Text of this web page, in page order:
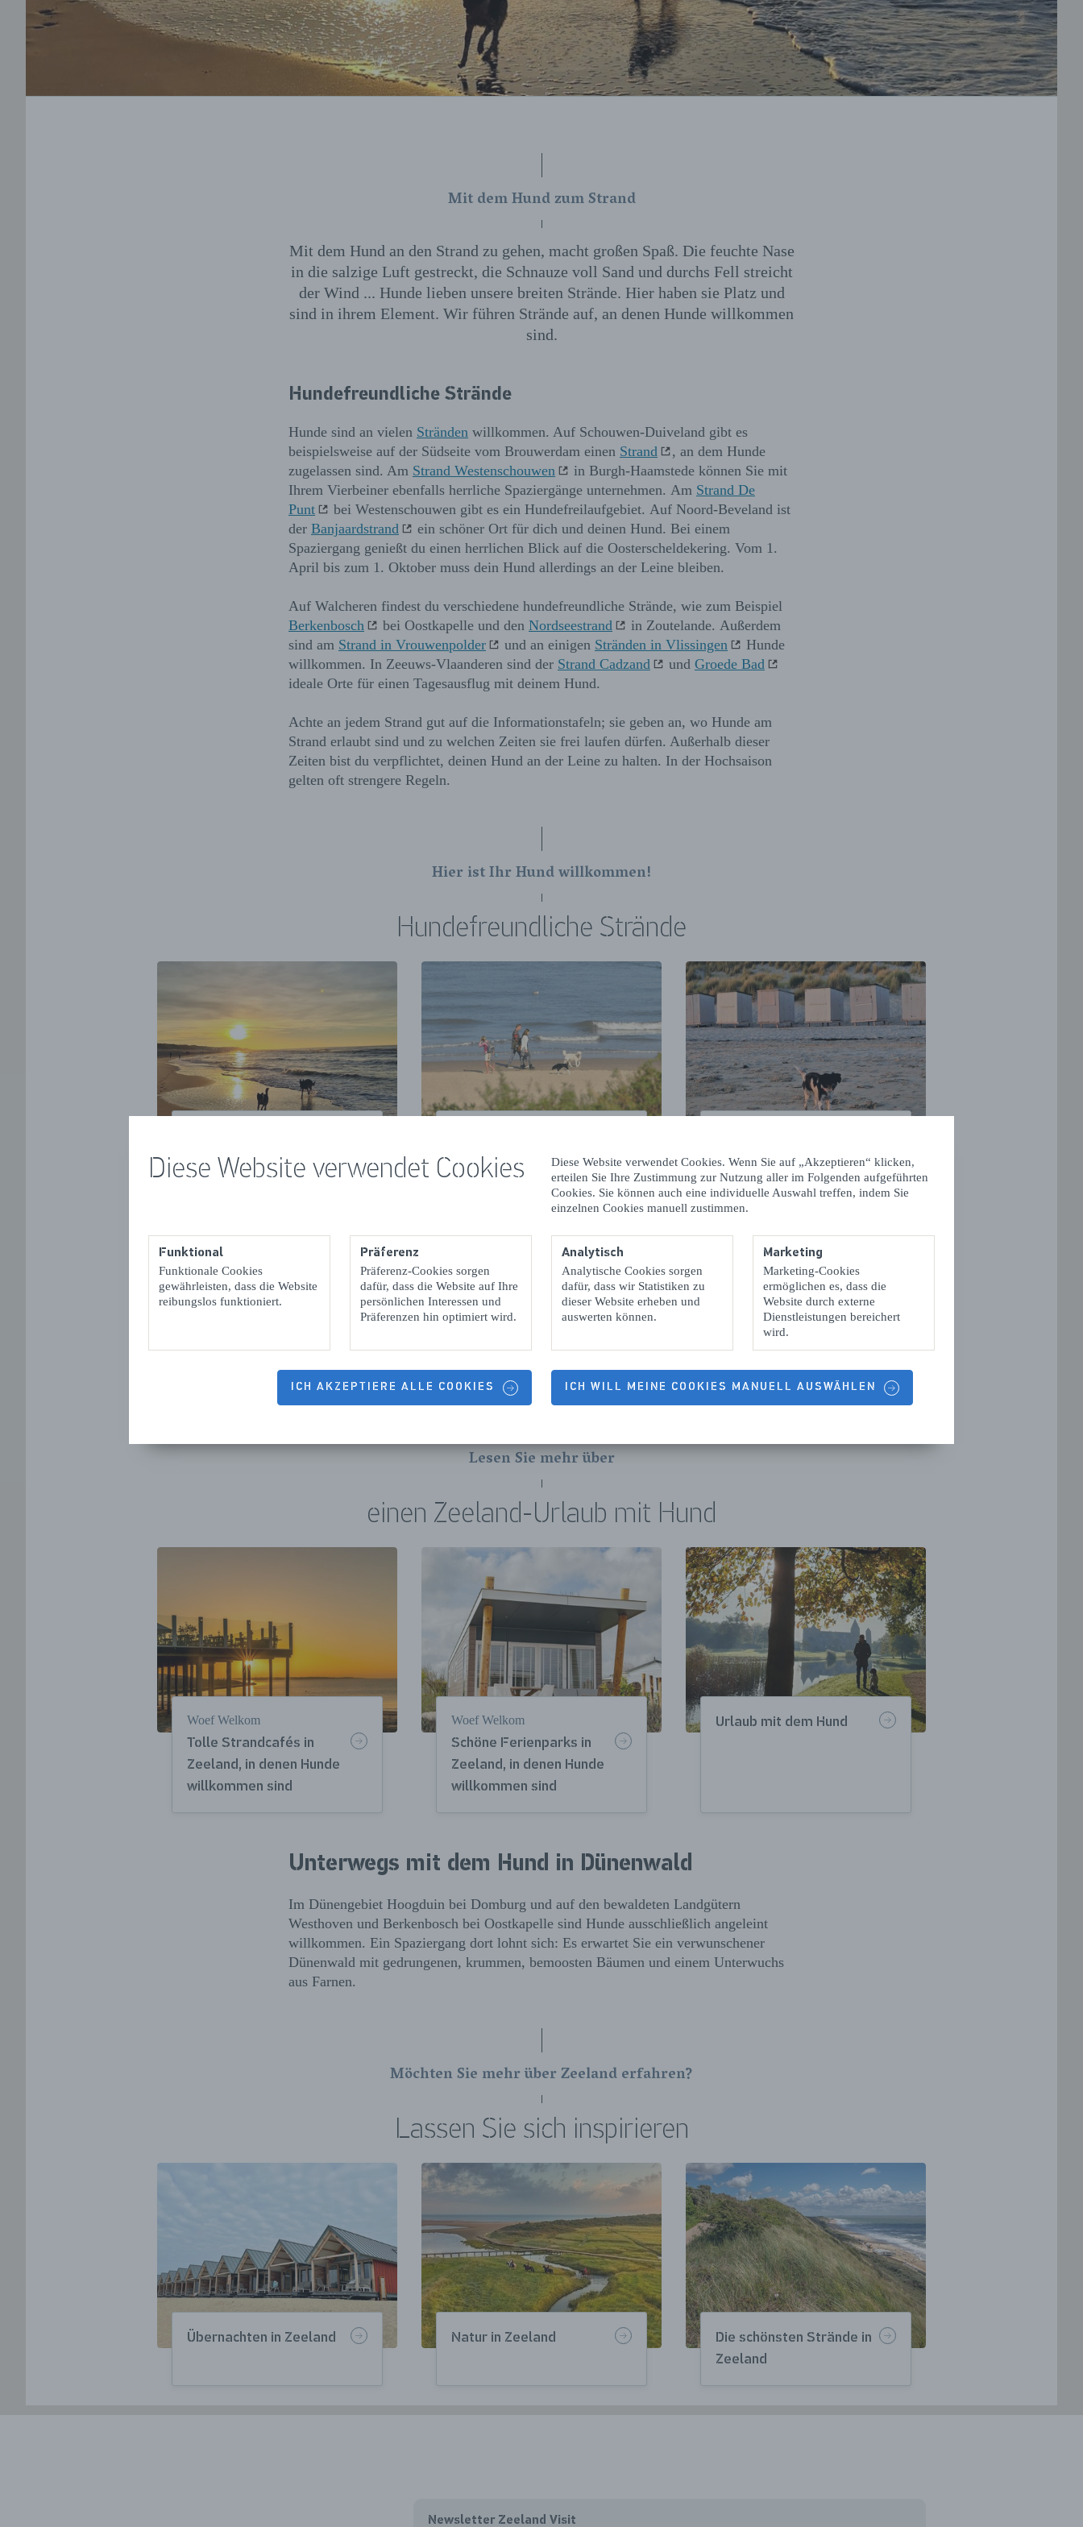
Diese Website verwendet Cookies
Diese Website verwendet Cookies. Wenn Sie auf „Akzeptieren“ klicken,
erteilen Sie Ihre Zustimmung zur Nutzung aller im Folgenden aufgeführten
Cookies. Sie können auch eine individuelle Auswahl treffen, indem Sie
einzelnen Cookies manuell zustimmen.
Funktional
Funktionale Cookies
gewährleisten, dass die Website
reibungslos funktioniert.
Präferenz
Präferenz-Cookies sorgen
dafür, dass die Website auf Ihre
persönlichen Interessen und
Präferenzen hin optimiert wird.
Analytisch
Analytische Cookies sorgen
dafür, dass wir Statistiken zu
dieser Website erheben und
auswerten können.
Marketing
Marketing-Cookies
ermöglichen es, dass die
Website durch externe
Dienstleistungen bereichert
wird.
ICH AKZEPTIERE ALLE COOKIES ICH WILL MEINE COOKIES MANUELL AUSWÄHLEN
Mit dem Hund zum Strand
Mit dem Hund an den Strand zu gehen, macht großen Spaß. Die feuchte Nase
in die salzige Luft gestreckt, die Schnauze voll Sand und durchs Fell streicht
der Wind ... Hunde lieben unsere breiten Strände. Hier haben sie Platz und
sind in ihrem Element. Wir führen Strände auf, an denen Hunde willkommen
sind.
Hundefreundliche Strände
Hunde sind an vielen Stränden willkommen. Auf Schouwen-Duiveland gibt es
beispielsweise auf der Südseite vom Brouwerdam einen Strand
, an dem Hunde
zugelassen sind. Am Strand Westenschouwen
in Burgh-Haamstede können Sie mit
Ihrem Vierbeiner ebenfalls herrliche Spaziergänge unternehmen. Am Strand De
Punt
bei Westenschouwen gibt es ein Hundefreilaufgebiet. Auf Noord-Beveland ist
der Banjaardstrand
ein schöner Ort für dich und deinen Hund. Bei einem
Spaziergang genießt du einen herrlichen Blick auf die Oosterscheldekering. Vom 1.
April bis zum 1. Oktober muss dein Hund allerdings an der Leine bleiben.
Auf Walcheren findest du verschiedene hundefreundliche Strände, wie zum Beispiel
Berkenbosch
bei Oostkapelle und den Nordseestrand in Zoutelande. Außerdem
sind am Strand in Vrouwenpolder und an einigen Stränden in Vlissingen
Hunde
willkommen. In Zeeuws-Vlaanderen sind der Strand Cadzand und Groede Bad
ideale Orte für einen Tagesausflug mit deinem Hund.
Achte an jedem Strand gut auf die Informationstafeln; sie geben an, wo Hunde am
Strand erlaubt sind und zu welchen Zeiten sie frei laufen dürfen. Außerhalb dieser
Zeiten bist du verpflichtet, deinen Hund an der Leine zu halten. In der Hochsaison
gelten oft strengere Regeln.
Hier ist Ihr Hund willkommen!
Hundefreundliche Strände
Natürlich freut man sich, nach einem strammen Strandspaziergang in
Strandcaféverschnaufen zu können. Zum Beispiel bei einem heißen Kakao und
einem „Bolus“ (Gebäckspezialität). In den meisten Strandcafés sind Hunde herzlich
willkommen. Oft steht ein Napf mit Trinkwasser für sie bereit. Achten Sie darauf,
dass Ihr Hund angeleint ist und ruhig an Ihrer Seite bleibt – sowohl drinnen als auch
draußen auf der Terrasse. Entdecken Sie in diesem Blog diebesten zeeländischen
Strandcafés
, in denen Hunde willkommen sind.
Lesen Sie mehr über
einen Zeeland-Urlaub mit Hund
Tolle Strandcafés in
Zeeland, in denen Hunde
willkommen sind
Woef Welkom
Schöne Ferienparks in
Zeeland, in denen Hunde
willkommen sind
Woef Welkom Urlaub mit dem Hund
Unterwegs mit dem Hund in Dünenwald
Im Dünengebiet Hoogduin bei Domburg und auf den bewaldeten Landgütern
Westhoven und Berkenbosch bei Oostkapelle sind Hunde ausschließlich angeleint
willkommen. Ein Spaziergang dort lohnt sich: Es erwartet Sie ein verwunschener
Dünenwald mit gedrungenen, krummen, bemoosten Bäumen und einem Unterwuchs
aus Farnen.
Möchten Sie mehr über Zeeland erfahren?
Lassen Sie sich inspirieren
Übernachten in Zeeland Natur in Zeeland
Die schönsten Strände in
Zeeland
Newsletter Zeeland Visit